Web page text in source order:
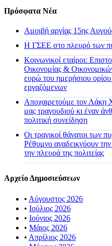
Πρόσφατα Νέα
Αμοιβή αργίας 15ης
H ΓΣΕΕ στο πλευρό των
Κοινωνικοί εταίροι:
Οικονομίας &
ευρώ του ημερήσιου ορίου
εργαζόμενων
Αποχαιρετούμε τον Λάκη
μας τραγουδιού κι έναν
πολιτική συνείδηση
Οι τραγικοί θάνατοι των
Ρέθυμνο αναδεικνύουν
την πλευρά της πολιτείας
Αρχείο Δημοσιεύσεων
• Αύγουστος 2026
• Ιούλιος 2026
• Ιούνιος 2026
• Μάιος 2026
• Απρίλιος 2026